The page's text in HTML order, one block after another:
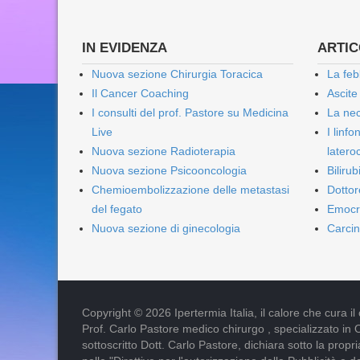
IN EVIDENZA
Nuova sezione Chirurgia Toracica
Il Cancer Coaching
I consulti del prof. Pastore su Medicina
Live
Nuova sezione Radioterapia
Nuova sezione Psicooncologia
Chemioembolizzazione delle metastasi
del fegato
Nuova sezione di ginecologia
La
La
I
Copyright © 2026 Ipertermia Italia, il calore che cura il
Prof. Carlo Pastore medico chirurgo , specializzato
sottoscritto Dott. Carlo Pastore, dichiara sotto la